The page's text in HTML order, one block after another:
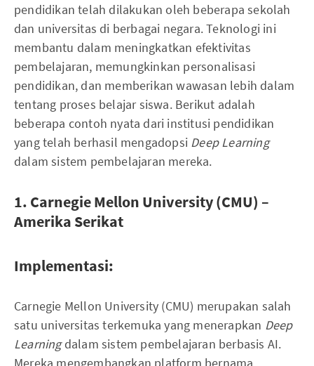
pendidikan telah dilakukan oleh beberapa sekolah
dan universitas di berbagai negara. Teknologi ini
membantu dalam meningkatkan efektivitas
pembelajaran, memungkinkan personalisasi
pendidikan, dan memberikan wawasan lebih dalam
tentang proses belajar siswa. Berikut adalah
beberapa contoh nyata dari institusi pendidikan
yang telah berhasil mengadopsi Deep Learning
dalam sistem pembelajaran mereka.
1. Carnegie Mellon University (CMU) –
Amerika Serikat
Implementasi:
Carnegie Mellon University (CMU) merupakan salah
satu universitas terkemuka yang menerapkan Deep
Learningdalam sistem pembelajaran berbasis AI.